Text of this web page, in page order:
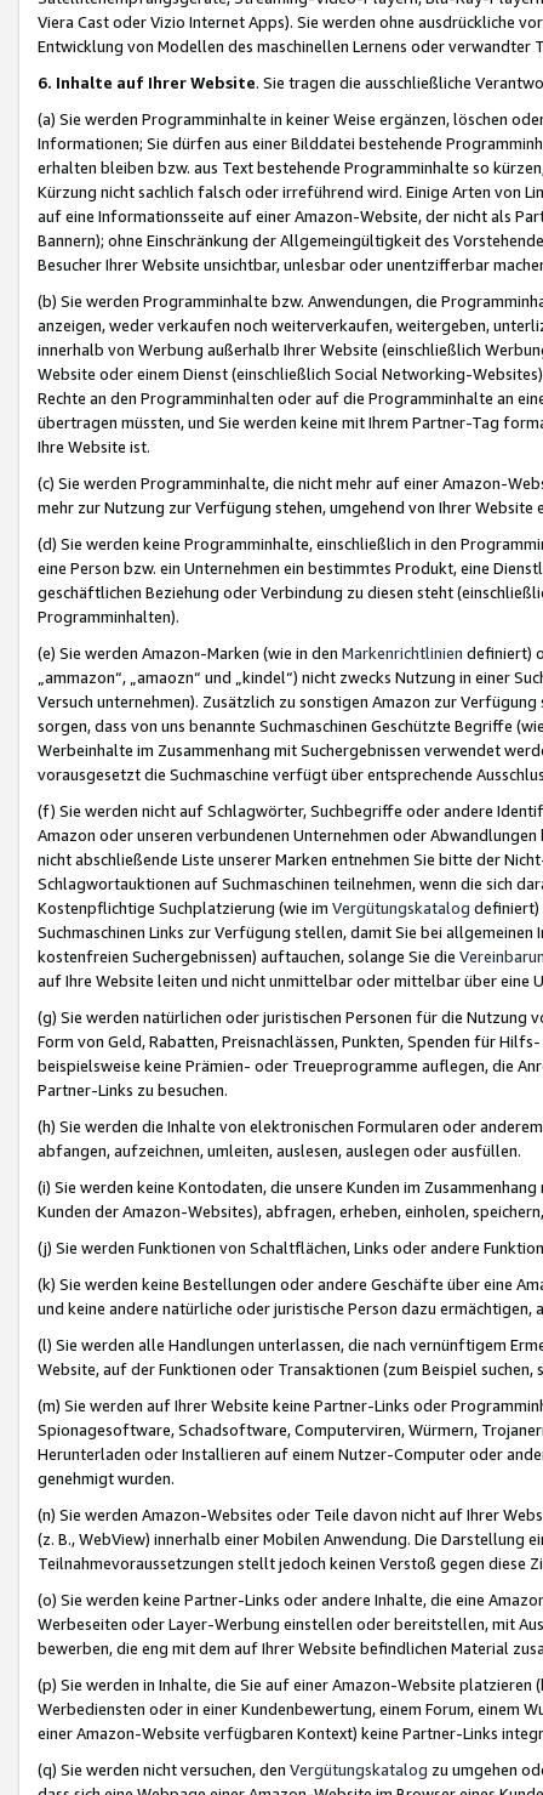
Viera Cast oder Vizio Internet Apps). Sie werden ohne ausdrückliche
Entwicklung von Modellen des maschinellen Lernens oder
6. Inhalte auf Ihrer Website. Sie tragen die ausschließliche
(a) Sie werden Programminhalte in keiner Weise ergänzen, löschen
Informationen; Sie dürfen aus einer Bilddatei bestehende
erhalten bleiben bzw. aus Text bestehende Programminhalte so
Kürzung nicht sachlich falsch oder irreführend wird. Einige Arten von
auf eine Informationsseite auf einer Amazon-Website, der nicht als
Bannern); ohne Einschränkung der Allgemeingültigkeit des
Besucher Ihrer Website unsichtbar, unlesbar oder unentzifferbar
(b) Sie werden Programminhalte bzw. Anwendungen, die
anzeigen, weder verkaufen noch weiterverkaufen, weitergeben,
innerhalb von Werbung außerhalb Ihrer Website (einschließlich
Website oder einem Dienst (einschließlich Social Networking-
Rechte an den Programminhalten oder auf die Programminhalte an
übertragen müssten, und Sie werden keine mit Ihrem Partner-Tag
Ihre Website ist.
(c) Sie werden Programminhalte, die nicht mehr auf einer Amazon-
mehr zur Nutzung zur Verfügung stehen, umgehend von Ihrer
(d) Sie werden keine Programminhalte, einschließlich in den
eine Person bzw. ein Unternehmen ein bestimmtes Produkt, eine
geschäftlichen Beziehung oder Verbindung zu diesen steht
Programminhalten).
(e) Sie werden Amazon-Marken (wie in den Markenrichtlinien definiert)
„ammazon“, „amaozn“ und „kindel“) nicht zwecks Nutzung in einer
Versuch unternehmen). Zusätzlich zu sonstigen Amazon zur
sorgen, dass von uns benannte Suchmaschinen Geschützte Begriffe
Werbeinhalte im Zusammenhang mit Suchergebnissen verwendet
vorausgesetzt die Suchmaschine verfügt über entsprechende
(f) Sie werden nicht auf Schlagwörter, Suchbegriffe oder andere
Amazon oder unseren verbundenen Unternehmen oder
nicht abschließende Liste unserer Marken entnehmen Sie bitte der
Schlagwortauktionen auf Suchmaschinen teilnehmen, wenn die sich
Kostenpflichtige Suchplatzierung (wie im Vergütungskatalog definiert)
Suchmaschinen Links zur Verfügung stellen, damit Sie bei
kostenfreien Suchergebnissen) auftauchen, solange Sie die
auf Ihre Website leiten und nicht unmittelbar oder mittelbar über eine
(g) Sie werden natürlichen oder juristischen Personen für die Nutzung
Form von Geld, Rabatten, Preisnachlässen, Punkten, Spenden für
beispielsweise keine Prämien- oder Treueprogramme auflegen, die
Partner-Links zu besuchen.
(h) Sie werden die Inhalte von elektronischen Formularen oder
abfangen, aufzeichnen, umleiten, auslesen, auslegen oder ausfüllen.
(i) Sie werden keine Kontodaten, die unsere Kunden im
Kunden der Amazon-Websites), abfragen, erheben, einholen,
(j) Sie werden Funktionen von Schaltflächen, Links oder andere
(k) Sie werden keine Bestellungen oder andere Geschäfte über eine
und keine andere natürliche oder juristische Person dazu
(l) Sie werden alle Handlungen unterlassen, die nach vernünftigem
Website, auf der Funktionen oder Transaktionen (zum Beispiel
(m) Sie werden auf Ihrer Website keine Partner-Links oder
Spionagesoftware, Schadsoftware, Computerviren, Würmern,
Herunterladen oder Installieren auf einem Nutzer-Computer oder
genehmigt wurden.
(n) Sie werden Amazon-Websites oder Teile davon nicht auf Ihrer
(z. B., WebView) innerhalb einer Mobilen Anwendung. Die Darstellung
Teilnahmevoraussetzungen stellt jedoch keinen Verstoß gegen diese
(o) Sie werden keine Partner-Links oder andere Inhalte, die eine
Werbeseiten oder Layer-Werbung einstellen oder bereitstellen, mit
bewerben, die eng mit dem auf Ihrer Website befindlichen Material
(p) Sie werden in Inhalte, die Sie auf einer Amazon-Website
Werbediensten oder in einer Kundenbewertung, einem Forum, einem
einer Amazon-Website verfügbaren Kontext) keine Partner-Links
(q) Sie werden nicht versuchen, den Vergütungskatalog zu umgehen